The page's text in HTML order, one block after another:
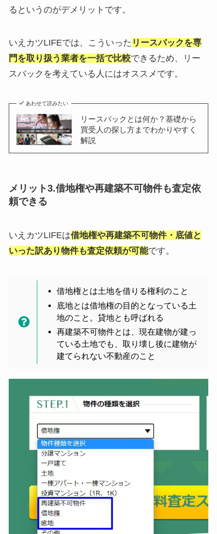
るというのがデメリットです。
いえカツLIFEでは、こういった リースバックを専
門を取り扱う業者を一括で比較できるため、リー
スバックを考えている人にはオススメです。
あわせて読みたい
リースバックとは何か？基礎から
買受人の探し方までわかりやすく
解説
メリット3.借地権や再建築不可物件も査定依
頼できる
いえカツLIFEは借地権や再建築不可物件・底値と
いった訳あり物件も査定依頼が可能です。
借地権とは土地を借りる権利のこと
底地とは借地権の目的となっている土
地のこと。貸地とも呼ばれる
再建築不可物件とは、現在建物が建っ
ている土地でも、取り壊し後に建物が
建てられない不動産のこと